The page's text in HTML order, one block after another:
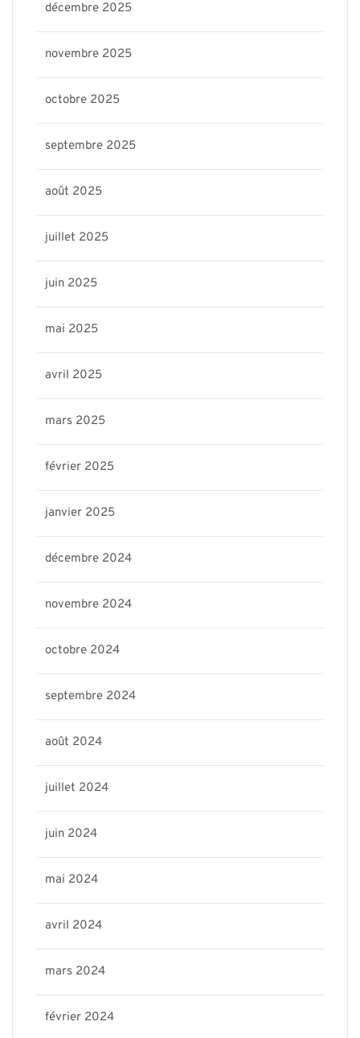
décembre 2025
novembre 2025
octobre 2025
septembre 2025
août 2025
juillet 2025
juin 2025
mai 2025
avril 2025
mars 2025
février 2025
janvier 2025
décembre 2024
novembre 2024
octobre 2024
septembre 2024
août 2024
juillet 2024
juin 2024
mai 2024
avril 2024
mars 2024
février 2024